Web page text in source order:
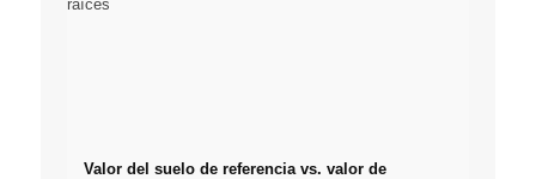
Valor del suelo de referencia vs. valor de